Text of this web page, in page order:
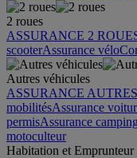
2 roues
ASSURANCE 2
scooterAssurance vélo
Autres véhicules
ASSURANCE
mobilitésAssurance
permisAssurance
motoculteur
Habitation et Emprunteur